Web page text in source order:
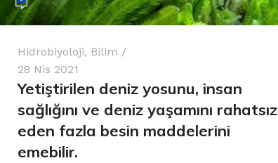
Lux Plus Serisi
Ev tipi su arıtma cihazları
Satınal
Hidrobiyoloji, Bilim
28 Nis 2021
Yetiştirilen deniz yosunu, insan
sağlığını ve deniz yaşamını rahatsız
eden fazla besin maddelerini
emebilir.